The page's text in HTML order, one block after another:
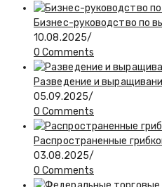
Бизнес-руководство по
10.08.2025/
0 Comments
Разведение и
05.09.2025/
0 Comments
Распространенные
03.08.2025/
0 Comments